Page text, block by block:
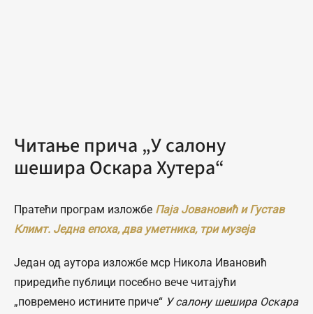
Читање прича „У салону
шешира Оскара Хутера“
Пратећи програм изложбе Паја Јовановић и Густав
Климт. Једна епоха, два уметника, три музеја
Један од аутора изложбе мср Никола Ивановић
приредиће публици посебно вече читајући
„повремено истините приче“ У салону шешира Оскара